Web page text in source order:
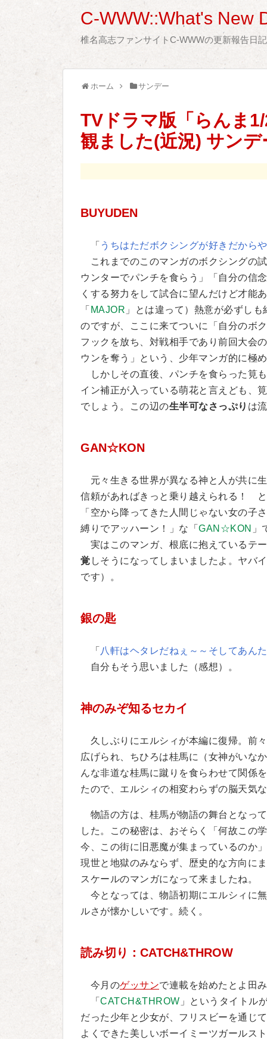
C-WWW::What's New
椎名高志ファンサイトC-WWWの更新報告日
ホーム サンデー
TVドラマ版「らんま
観ました(近況) サンデ
BUYUDEN
「 うちはただボクシングが好きだから
これまでのこのマンガのボクシングの
ウンターでパンチを食らう」「自分の信
くする努力をして試合に望んだけど才能
「 MAJOR 」とは違って）熱意が必ずし
のですが、ここに来てついに「自分のボ
フックを放ち、対戦相手であり前回大会
ウンを奪う」という、少年マンガ的に極
しかしその直後、パンチを食らった筧
イン補正が入っている萌花と言えども、
でしょう。この辺の生半可なさっぷり は
GAN☆KON
元々生きる世界が異なる神と人が共に
信頼があればきっと乗り越えられる！
「空から降ってきた人間じゃない女の子
縛りでアッハーン！」な「 GAN☆KON
実はこのマンガ、根底に抱えているテ
覚 しそうになってしまいましたよ。ヤバ
です）。
銀の匙
「 八軒はヘタレだねぇ～～そしてあん
自分もそう思いました（感想）。
神のみぞ知るセカイ
久しぶりにエルシィが本編に復帰。前
広げられ、ちひろは桂馬に（女神がいな
んな非道な桂馬に蹴りを食らわせて関係
たので、エルシィの相変わらずの脳天気
物語の方は、桂馬が物語の舞台となっ
した。この秘密は、おそらく「何故この
今、この街に旧悪魔が集まっているのか
現世と地獄のみならず、歴史的な方向に
スケールのマンガになって来ましたね。
今となっては、物語初期にエルシィに
ルさが懐かしいです。続く。
読み切り：CATCH&THROW
今月のゲッサンで連載を始めたとよ田
「 CATCH&THROW 」というタイトル
だった少年と少女が、フリスビーを通じ
よくできた美しいボーイミーツガールス